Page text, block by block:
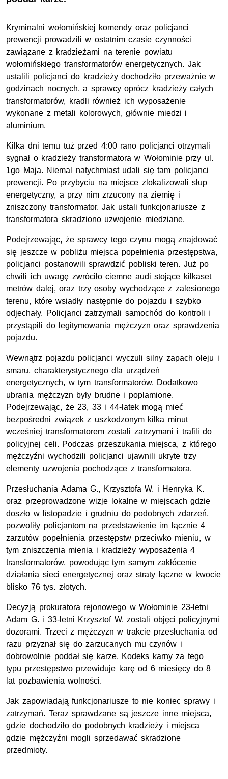
Kryminalni wołomińskiej komendy oraz policjanci
prewencji prowadzili w ostatnim czasie czynności
zawiązane z kradzieżami na terenie powiatu
wołomińskiego transformatorów energetycznych. Jak
ustalili policjanci do kradzieży dochodziło przeważnie w
godzinach nocnych, a sprawcy oprócz kradzieży całych
transformatorów, kradli również ich wyposażenie
wykonane z metali kolorowych, głównie miedzi i
aluminium.
Kilka dni temu tuż przed 4:00 rano policjanci otrzymali
sygnał o kradzieży transformatora w Wołominie przy ul.
1go Maja. Niemal natychmiast udali się tam policjanci
prewencji. Po przybyciu na miejsce zlokalizowali słup
energetyczny, a przy nim zrzucony na ziemię i
zniszczony transformator. Jak ustali funkcjonariusze z
transformatora skradziono uzwojenie miedziane.
Podejrzewając, że sprawcy tego czynu mogą znajdować
się jeszcze w pobliżu miejsca popełnienia przestępstwa,
policjanci postanowili sprawdzić pobliski teren. Już po
chwili ich uwagę zwróciło ciemne audi stojące kilkaset
metrów dalej, oraz trzy osoby wychodzące z zalesionego
terenu, które wsiadły następnie do pojazdu i szybko
odjechały. Policjanci zatrzymali samochód do kontroli i
przystąpili do legitymowania mężczyzn oraz sprawdzenia
pojazdu.
Wewnątrz pojazdu policjanci wyczuli silny zapach oleju i
smaru, charakterystycznego dla urządzeń
energetycznych, w tym transformatorów. Dodatkowo
ubrania mężczyzn były brudne i poplamione.
Podejrzewając, że 23, 33 i 44-latek mogą mieć
bezpośredni związek z uszkodzonym kilka minut
wcześniej transformatorem zostali zatrzymani i trafili do
policyjnej celi. Podczas przeszukania miejsca, z którego
mężczyźni wychodzili policjanci ujawnili ukryte trzy
elementy uzwojenia pochodzące z transformatora.
Przesłuchania Adama G., Krzysztofa W. i Henryka K.
oraz przeprowadzone wizje lokalne w miejscach gdzie
doszło w listopadzie i grudniu do podobnych zdarzeń,
pozwoliły policjantom na przedstawienie im łącznie 4
zarzutów popełnienia przestępstw przeciwko mieniu, w
tym zniszczenia mienia i kradzieży wyposażenia 4
transformatorów, powodując tym samym zakłócenie
działania sieci energetycznej oraz straty łączne w kwocie
blisko 76 tys. złotych.
Decyzją prokuratora rejonowego w Wołominie 23-letni
Adam G. i 33-letni Krzysztof W. zostali objęci policyjnymi
dozorami. Trzeci z mężczyzn w trakcie przesłuchania od
razu przyznał się do zarzucanych mu czynów i
dobrowolnie poddał się karze. Kodeks karny za tego
typu przestępstwo przewiduje karę od 6 miesięcy do 8
lat pozbawienia wolności.
Jak zapowiadają funkcjonariusze to nie koniec sprawy i
zatrzymań. Teraz sprawdzane są jeszcze inne miejsca,
gdzie dochodziło do podobnych kradzieży i miejsca
gdzie mężczyźni mogli sprzedawać skradzione
przedmioty.